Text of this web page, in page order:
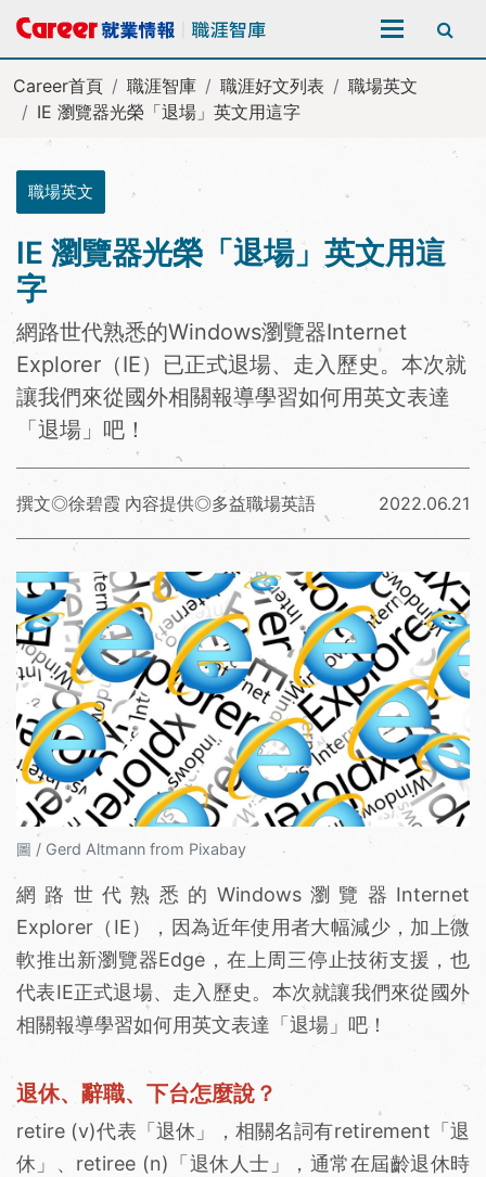
全站搜尋
Career首頁 職涯智庫 職涯好文列表
職場英文
IE 瀏覽器光榮「退場」英文用這字
職場英文
IE 瀏覽器光榮「退場」英文用這
字
網路世代熟悉的Windows瀏覽器Internet
Explorer（IE）已正式退場、走入歷史。本次就
讓我們來從國外相關報導學習如何用英文表達
「退場」吧！
撰文◎徐碧霞 內容提供◎多益職場英語 2022.06.21
圖 / Gerd Altmann from Pixabay
網路世代熟悉的Windows瀏覽器Internet
Explorer（IE），因為近年使用者大幅減少，加上微
軟推出新瀏覽器Edge，在上周三停止技術支援，也
代表IE正式退場、走入歷史。本次就讓我們來從國外
相關報導學習如何用英文表達「退場」吧！
退休、辭職、下台怎麼說？
retire (v)代表「退休」，相關名詞有retirement「退
休」、retiree (n)「退休人士」，通常在屆齡退休時